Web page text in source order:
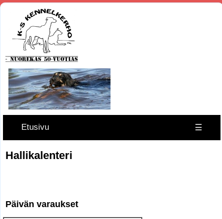
Etusivu ☰
Hallikalenteri
Päivän varaukset